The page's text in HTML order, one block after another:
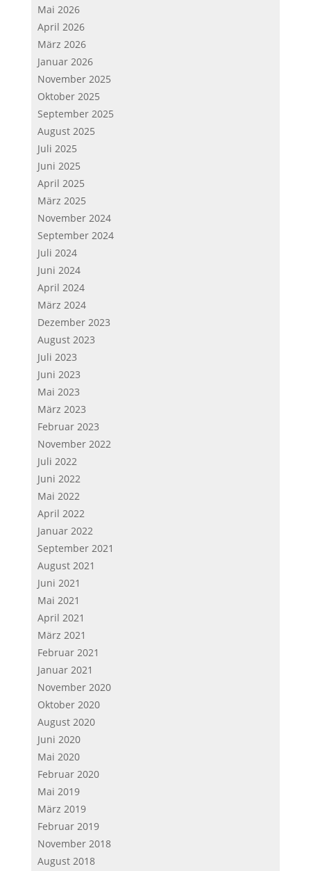
Mai 2026
April 2026
März 2026
Januar 2026
November 2025
Oktober 2025
September 2025
August 2025
Juli 2025
Juni 2025
April 2025
März 2025
November 2024
September 2024
Juli 2024
Juni 2024
April 2024
März 2024
Dezember 2023
August 2023
Juli 2023
Juni 2023
Mai 2023
März 2023
Februar 2023
November 2022
Juli 2022
Juni 2022
Mai 2022
April 2022
Januar 2022
September 2021
August 2021
Juni 2021
Mai 2021
April 2021
März 2021
Februar 2021
Januar 2021
November 2020
Oktober 2020
August 2020
Juni 2020
Mai 2020
Februar 2020
Mai 2019
März 2019
Februar 2019
November 2018
August 2018